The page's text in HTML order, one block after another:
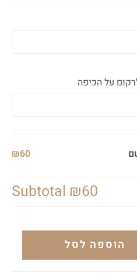
על הכיפה
₪60
Subtotal ₪60
הוספה לסל